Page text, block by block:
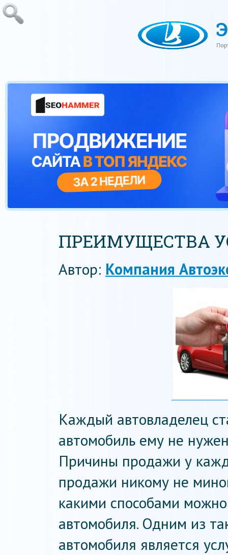
ПРЕИМУЩЕСТВА
Автор: Компания
Каждый автовладелец
автомобиль ему не
Причины продажи у
продажи никому не
какими способами можно
автомобиля. Одним из
автомобиля является